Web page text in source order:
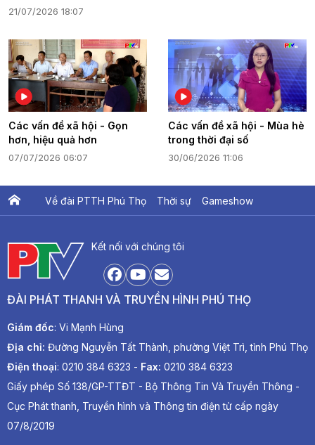
21/07/2026 18:07
Các vấn đề xã hội - Gọn
hơn, hiệu quả hơn
07/07/2026 06:07
Các vấn đề xã hội - Mùa hè
trong thời đại số
30/06/2026 11:06
Về đài PTTH Phú Thọ Thời sự Gameshow
Kết nối với chúng tôi
ĐÀI PHÁT THANH VÀ TRUYỀN HÌNH PHÚ THỌ
Giám đốc: Vi Mạnh Hùng
Địa chỉ: Đường Nguyễn Tất Thành, phường Việt Trì, tỉnh Phú Thọ
Điện thoại: 0210 384 6323 - Fax: 0210 384 6323
Giấy phép Số 138/GP-TTĐT - Bộ Thông Tin Và Truyền Thông -
Cục Phát thanh, Truyền hình và Thông tin điện tử cấp ngày
07/8/2019